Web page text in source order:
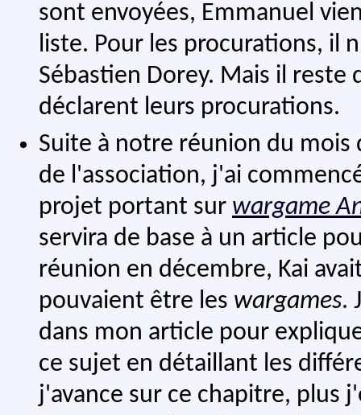
sont envoyées, Emmanuel
liste. Pour les procurations, il
Sébastien Dorey. Mais il
déclarent leurs procurations.
Suite à notre réunion du mois
de l'association, j'ai
projet portant sur wargame
servira de base à un article
réunion en décembre, Kai
pouvaient être les wargames.
dans mon article pour
ce sujet en détaillant les
j'avance sur ce chapitre, plus